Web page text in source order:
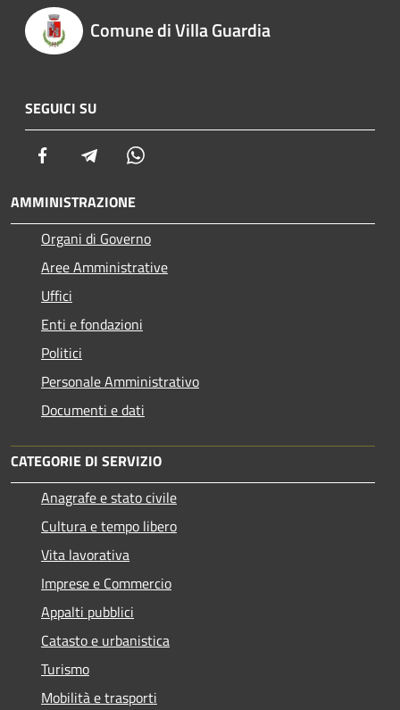
Comune di Villa Guardia
SEGUICI SU
Facebook Telegram
AMMINISTRAZIONE
Organi di Governo
Aree Amministrative
Uffici
Enti e fondazioni
Politici
Personale Amministrativo
Documenti e dati
CATEGORIE DI SERVIZIO
Anagrafe e stato civile
Cultura e tempo libero
Vita lavorativa
Imprese e Commercio
Appalti pubblici
Catasto e urbanistica
Turismo
Mobilità e trasporti